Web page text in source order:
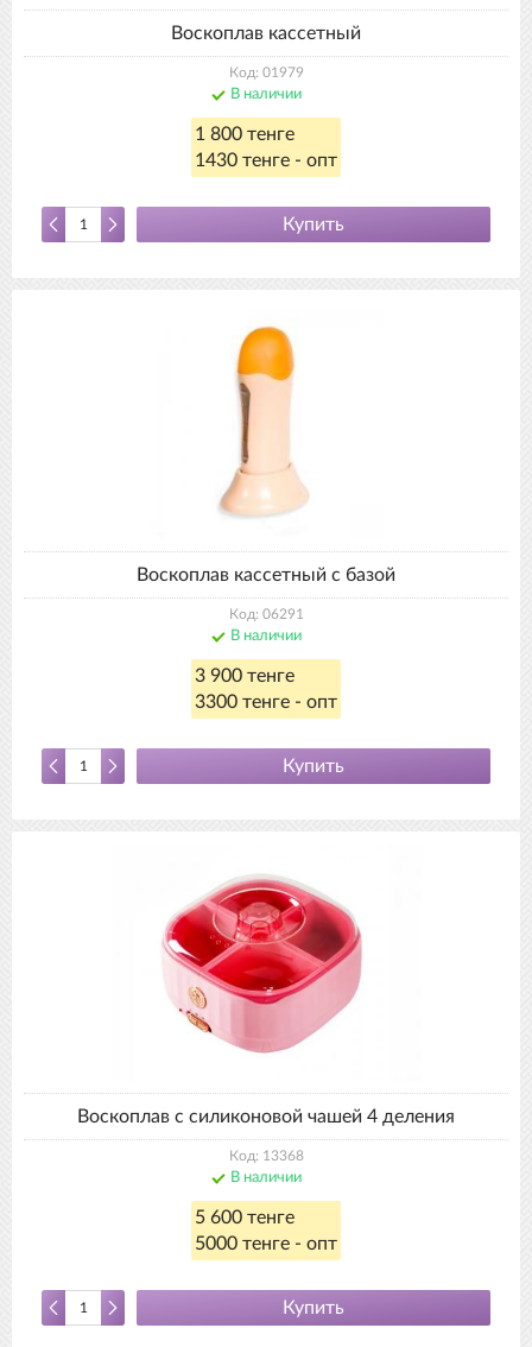
Воскоплав кассетный
Код: 01979
В наличии
1 800 тенге
1430 тенге - опт
Купить
Воскоплав кассетный с базой
Код: 06291
В наличии
3 900 тенге
3300 тенге - опт
Купить
Воскоплав с силиконовой чашей 4 деления
Код: 13368
В наличии
5 600 тенге
5000 тенге - опт
Купить